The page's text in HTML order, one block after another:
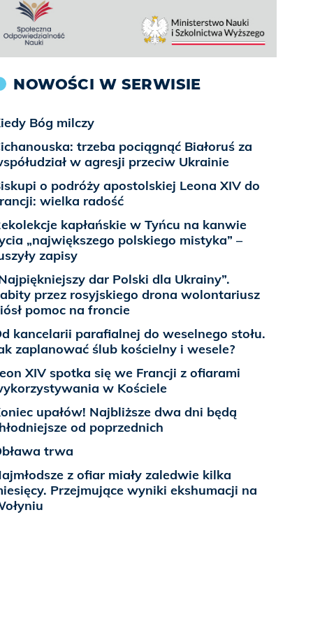
NOWOŚCI W SERWISIE
Bóg milczy
trzeba pociągnąć Białoruś za
w agresji przeciw Ukrainie
o podróży apostolskiej Leona XIV do
wielka radość
kapłańskie w Tyńcu na kanwie
„największego polskiego mistyka” –
zapisy
dar Polski dla Ukrainy”.
przez rosyjskiego drona wolontariusz
pomoc na froncie
kancelarii parafialnej do weselnego stołu.
zaplanować ślub kościelny i wesele?
XIV spotka się we Francji z ofiarami
w Kościele
upałów! Najbliższe dwa dni będą
od poprzednich
trwa
z ofiar miały zaledwie kilka
Przejmujące wyniki ekshumacji na